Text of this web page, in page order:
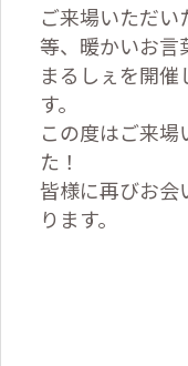
ご来場いただい
等、暖かいお言
まるしぇを開催
す。
この度はご来
た！
皆様に再びお会
ります。
支援